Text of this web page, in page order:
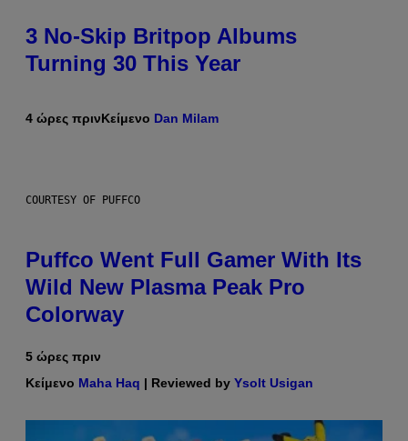
3 No-Skip Britpop Albums
Turning 30 This Year
4 ώρες πρινΚείμενο Dan Milam
COURTESY OF PUFFCO
Puffco Went Full Gamer With Its
Wild New Plasma Peak Pro
Colorway
5 ώρες πριν
Κείμενο Maha Haq | Reviewed by Ysolt Usigan